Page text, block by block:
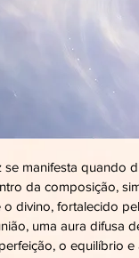
manifesta quando
da composição,
divino, fortalecido
uma aura difusa
o equilíbrio